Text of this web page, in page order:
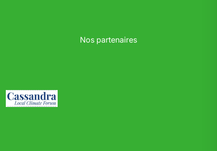
Nos partenaires